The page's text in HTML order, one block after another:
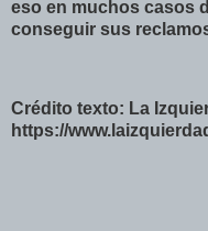
eso en muchos casos
conseguir sus
Crédito texto: La
https://